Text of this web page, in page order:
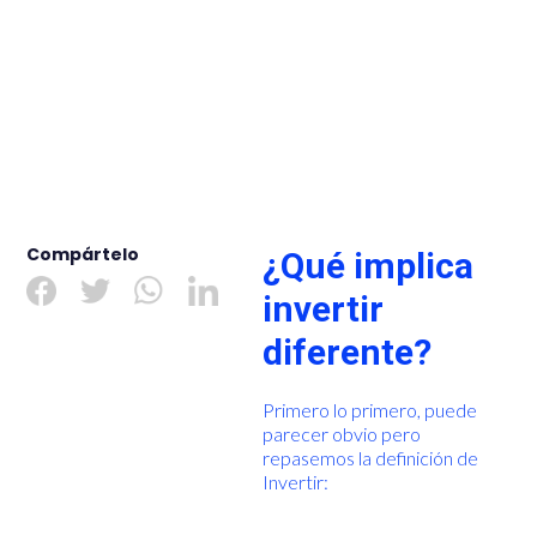
Compártelo
¿Qué implica
invertir
diferente?
Primero lo primero, puede
parecer obvio pero
repasemos la definición de
Invertir: